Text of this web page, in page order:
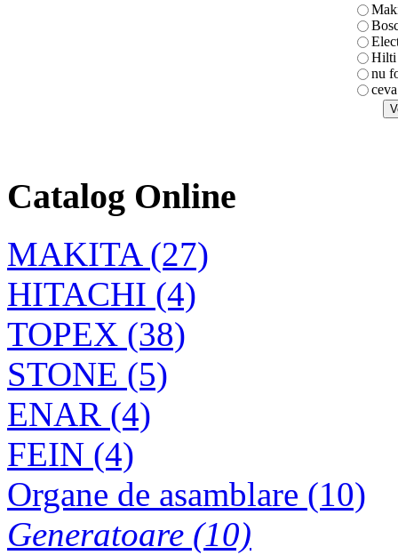
SURUBELNITA
CRUCE TOPEX
Hilti
nu
Catalog Online
MAKITA (27)
HITACHI (4)
TOPEX (38)
STONE (5)
ENAR (4)
FEIN (4)
Organe de asamblare (10)
Generatoare (10)